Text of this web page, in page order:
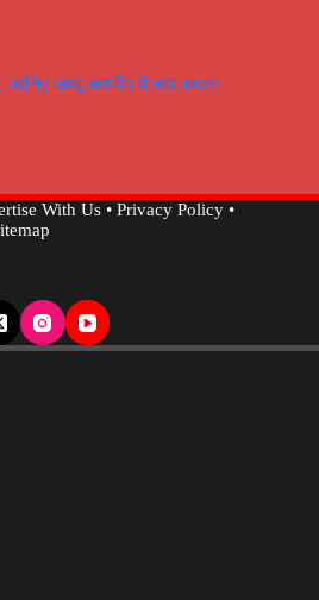
जम्मू-कश्मीर में क्या बदला
With Us• Privacy Policy•